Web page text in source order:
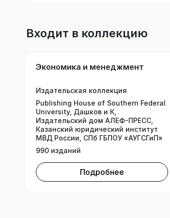
Входит в коллекцию
Экономика и менеджмент
Издательская коллекция
Publishing House of Southern Federal
University, Дашков и К,
Издательский дом АЛЕФ-ПРЕСС,
Казанский юридический институт
МВД России, СПб ГБПОУ «АУГСГиП»
990 изданий
Подробнее